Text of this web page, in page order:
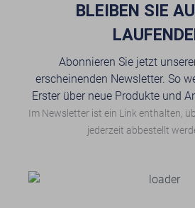
BLEIBEN SIE
Abonnieren Sie jetzt
erscheinenden Newsletter. So
Erster über neue Produkte und
Im Newsletter ist ein Link enthalten,
jederzeit abbestellt